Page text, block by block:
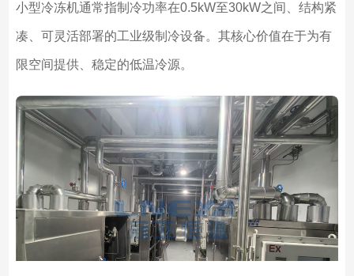
小型冷冻机通常指制冷功率在0.5kW至30kW之间、结构紧
凑、可灵活部署的工业级制冷设备。其核心价值在于为有
限空间提供、稳定的低温冷源。